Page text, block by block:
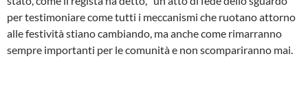
per testimoniare come tutti i meccanismi che ruotano attorno
alle festività stiano cambiando, ma anche come rimarranno
sempre importanti per le comunità e non scompariranno mai.